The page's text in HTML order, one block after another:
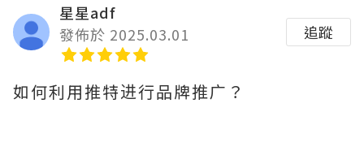
星星adf
發佈於 2025.03.01
追蹤
如何利用推特进行品牌推广？